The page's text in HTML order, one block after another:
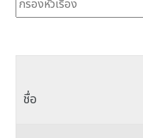
ชื่อ